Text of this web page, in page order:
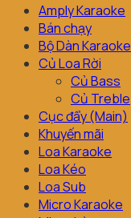
Amply Karaoke
Bán chạy
Bộ Dàn Karaoke
Củ Loa Rời
Củ Bass
Củ Treble
Cục đẩy (Main)
Khuyến mãi
Loa Karaoke
Loa Kéo
Loa Sub
Micro Karaoke